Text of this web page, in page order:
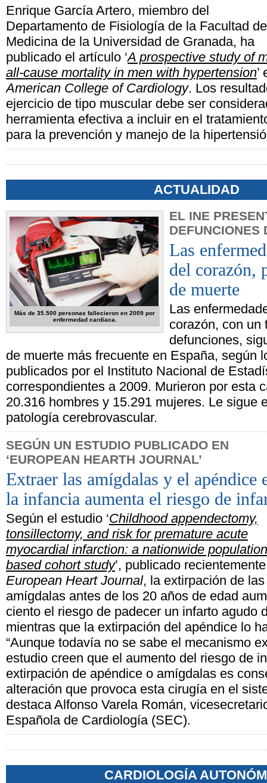
Enrique García Artero, miembro del
Departamento de Fisiología de la Facultad de
Medicina de la Universidad de Granada, ha
publicado el artículo ‘A prospective study of
all-cause mortality in men with hypertension’
American College of Cardiology. Los
ejercicio de tipo muscular debe ser
herramienta efectiva a incluir en el
para la prevención y manejo de la
ACTUALIDAD
Más de 35.500 personas fallecieron en 2009 por
enfermedad cardiaca.
EL INE
DEFUNCIONES
Las
del corazón,
de muerte
Las
corazón, con un
defunciones,
de muerte más frecuente en España, según
publicados por el Instituto Nacional de
correspondientes a 2009. Murieron por esta
20.316 hombres y 15.291 mujeres. Le sigue
patología cerebrovascular.
SEGÚN UN ESTUDIO PUBLICADO EN
‘EUROPEAN HEARTH JOURNAL’
Extraer las amígdalas y el apéndice
la infancia aumenta el riesgo de
Según el estudio ‘Childhood appendectomy,
tonsillectomy, and risk for premature acute
myocardial infarction: a nationwide
based cohort study’, publicado
European Heart Journal, la extirpación de las
amígdalas antes de los 20 años de edad
ciento el riesgo de padecer un infarto agudo
mientras que la extirpación del apéndice lo
“Aunque todavía no se sabe el mecanismo
estudio creen que el aumento del riesgo de
extirpación de apéndice o amígdalas es
alteración que provoca esta cirugía en el
destaca Alfonso Varela Román,
Española de Cardiología (SEC).
CARDIOLOGÍA